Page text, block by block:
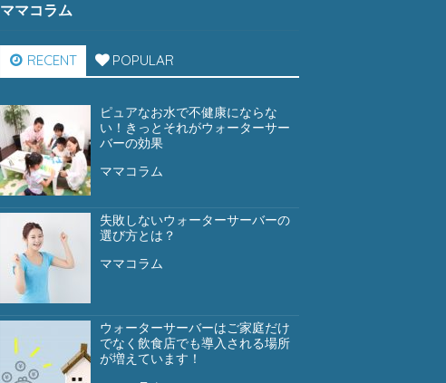
ママコラム
RECENT POPULAR
ピュアなお水で不健康にならな
い！きっとそれがウォーターサー
バーの効果
ママコラム
失敗しないウォーターサーバーの
選び方とは？
ママコラム
ウォーターサーバーはご家庭だけ
でなく飲食店でも導入される場所
が増えています！